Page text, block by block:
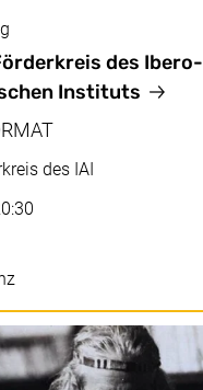
des Ibero-
Instituts
des IAI